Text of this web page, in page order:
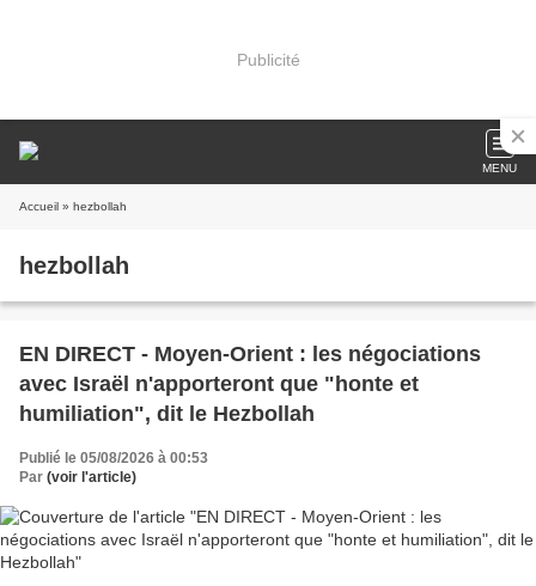
Publicité
MENU
Accueil » hezbollah
hezbollah
EN DIRECT - Moyen-Orient : les négociations
avec Israël n'apporteront que "honte et
humiliation", dit le Hezbollah
Publié le 05/08/2026 à 00:53
Par (voir l'article)